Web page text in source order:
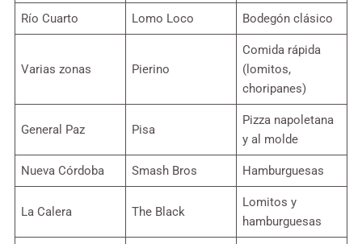
Río Cuarto Lomo Loco Bodegón clásico
Varias zonas Pierino
Comida rápida
(lomitos,
choripanes)
General Paz Pisa
Pizza napoletana
y al molde
Nueva Córdoba Smash Bros Hamburguesas
La Calera The Black
Lomitos y
hamburguesas